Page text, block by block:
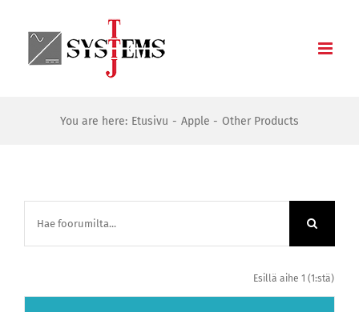
content
You are here: Etusivu Apple Other Products
Esillä aihe 1 (1:stä)